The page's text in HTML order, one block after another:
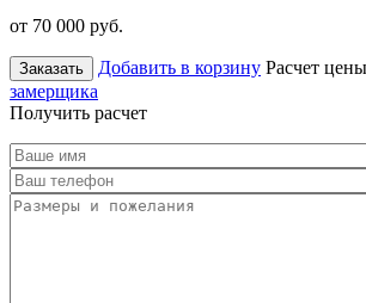
от 70 000 руб.
Заказать Добавить в корзину Расчет цены
замерщика
Получить расчет